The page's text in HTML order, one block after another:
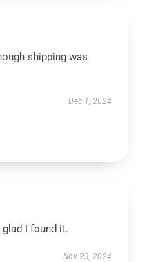
shipping was
Dec 1, 2024
glad I found it.
Nov 23, 2024